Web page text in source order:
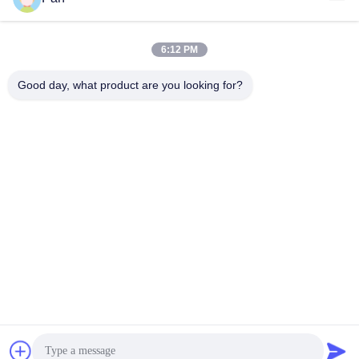
Πάρτε την καλύτερη τιμή
Τηλέφωνο
6:12 PM
Good day, what product are you looking for?